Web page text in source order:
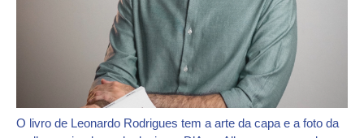
O livro de Leonardo Rodrigues tem a arte da capa e a foto da